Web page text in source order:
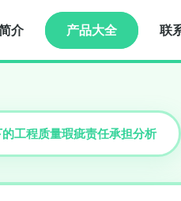
介 产品大全 联
工程质量瑕疵责任承担分析